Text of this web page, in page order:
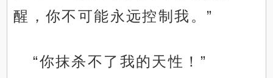
醒，你不可能永远控制我。”
“你抹杀不了我的天性！”